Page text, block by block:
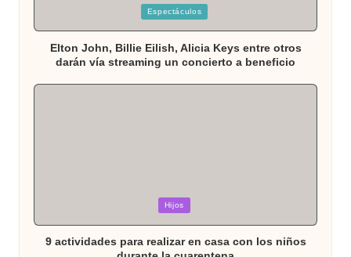
Espectáculos
Elton John, Billie Eilish, Alicia Keys entre otros
darán vía streaming un concierto a beneficio
Hijos
9 actividades para realizar en casa con los niños